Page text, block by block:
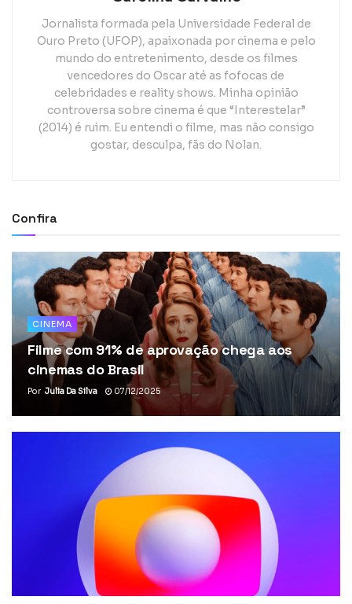
Jornalista formada pela Universidade Federal de
Ouro Preto (UFOP), apaixonada por cinema e pelo
mundo do entretenimento, desde os filmes
vencedores do Oscar até as fofocas de
celebridades e reality shows. Minha opinião
controversa sobre cinema é que “Interestelar”
(2014) é ruim. Eu entendi o filme, mas não consigo
gostar, desculpa, fãs do Nolan.
Confira
CINEMA
Filme com 91% de aprovação chega aos
cinemas do Brasil
Por Julia Da Silva 07/12/2025